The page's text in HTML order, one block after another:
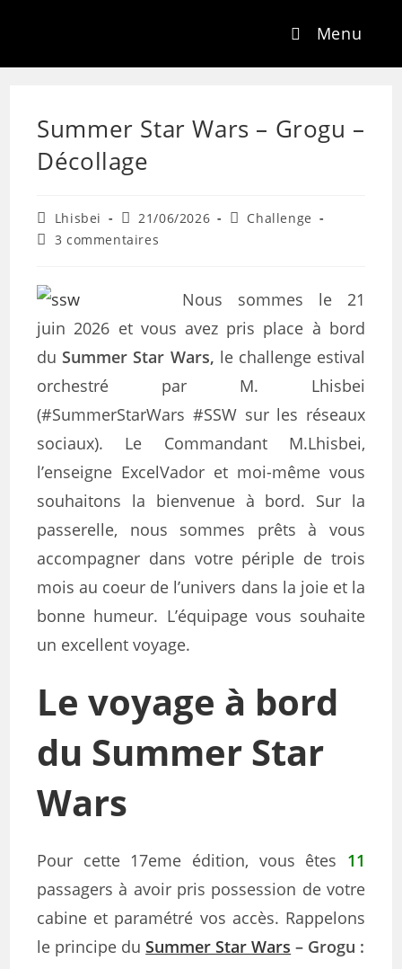
Menu
Summer Star Wars – Grogu –
Décollage
Lhisbei 21/06/2026
Challenge
3 commentaires
Nous sommes le 21
juin 2026 et vous avez pris place à bord
du Summer Star Wars, le challenge estival
orchestré par M. Lhisbei
(#SummerStarWars #SSW sur les réseaux
sociaux). Le Commandant M.Lhisbei,
l’enseigne ExcelVador et moi-même vous
souhaitons la bienvenue à bord. Sur la
passerelle, nous sommes prêts à vous
accompagner dans votre périple de trois
mois au coeur de l’univers dans la joie et la
bonne humeur. L’équipage vous souhaite
un excellent voyage.
Le voyage à bord
du Summer Star
Wars
Pour cette 17eme édition, vous êtes 11
passagers à avoir pris possession de votre
cabine et paramétré vos accès. Rappelons
le principe duSummer Star Wars – Grogu :